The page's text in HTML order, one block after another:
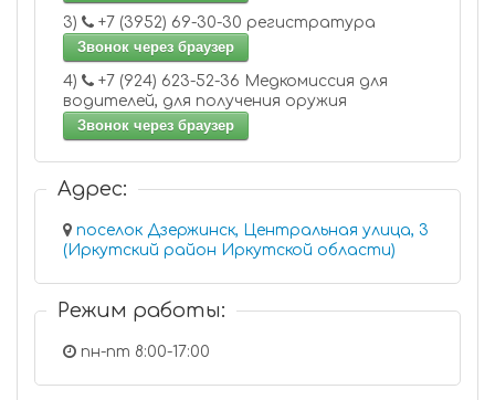
3)
+7 (3952) 69-30-30 регистратура
Звонок через браузер
4)
водителей, для получения оружия
Звонок через браузер
Адрес:
поселок Дзержинск, Центральная улица, 3
(Иркутский район Иркутской области)
Режим работы:
пн-пт 8:00-17:00